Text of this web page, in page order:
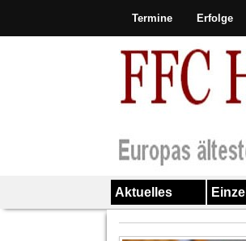
Termine Erfolge
Aktuelles Einzel